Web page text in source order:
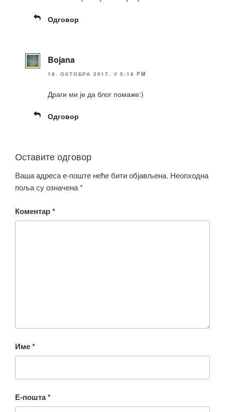
Одговор
Bojana
18. ОКТОБРА 2017. У 5:18 PM
Драги ми је да блог помаже:)
Одговор
Оставите одговор
Ваша адреса е-поште неће бити објављена. Неопходна
поља су означена*
Коментар*
Име*
Е-пошта*